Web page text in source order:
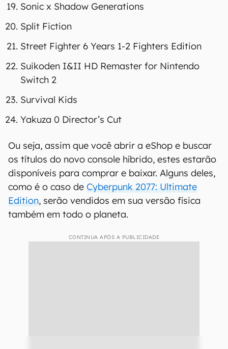
Sonic x Shadow Generations
Split Fiction
Street Fighter 6 Years 1-2 Fighters Edition
Suikoden I&II HD Remaster for Nintendo
Switch 2
Survival Kids
Yakuza 0 Director’s Cut
Ou seja, assim que você abrir a eShop e buscar
os títulos do novo console híbrido, estes estarão
disponíveis para comprar e baixar. Alguns deles,
como é o caso de Cyberpunk 2077: Ultimate
Edition, serão vendidos em sua versão física
também em todo o planeta.
CONTINUA APÓS A PUBLICIDADE